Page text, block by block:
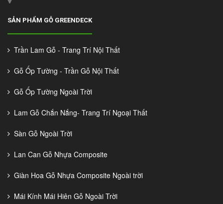
SẢN PHẨM GỖ GREENDECK
Trần Lam Gỗ - Trang Trí Nội Thất
Gỗ Ốp Tường - Trần Gỗ Nội Thất
Gỗ Ốp Tường Ngoài Trời
Lam Gỗ Chắn Nắng- Trang Trí Ngoại Thất
Sàn Gỗ Ngoài Trời
Lan Can Gỗ Nhựa Composite
Giàn Hoa Gỗ Nhựa Composite Ngoài trời
Mái Kính Mái Hiên Gỗ Ngoài Trời